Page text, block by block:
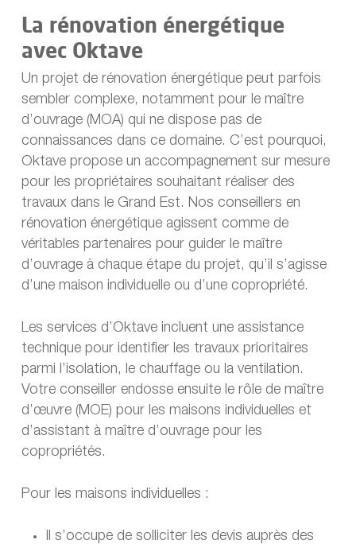
La rénovation énergétique
avec Oktave
Un projet de rénovation énergétique peut parfois
sembler complexe, notamment pour le maître
d’ouvrage (MOA) qui ne dispose pas de
connaissances dans ce domaine. C’est pourquoi,
Oktave propose un accompagnement sur mesure
pour les propriétaires souhaitant réaliser des
travaux dans le Grand Est. Nos conseillers en
rénovation énergétique agissent comme de
véritables partenaires pour guider le maître
d’ouvrage à chaque étape du projet, qu’il s’agisse
d’une maison individuelle ou d’une copropriété.
Les services d’Oktave incluent une assistance
technique pour identifier les travaux prioritaires
parmi l’isolation, le chauffage ou la ventilation.
Votre conseiller endosse ensuite le rôle de maître
d’œuvre (MOE) pour les maisons individuelles et
d’assistant à maître d’ouvrage pour les
copropriétés.
Pour les maisons individuelles :
Il s’occupe de solliciter les devis auprès des